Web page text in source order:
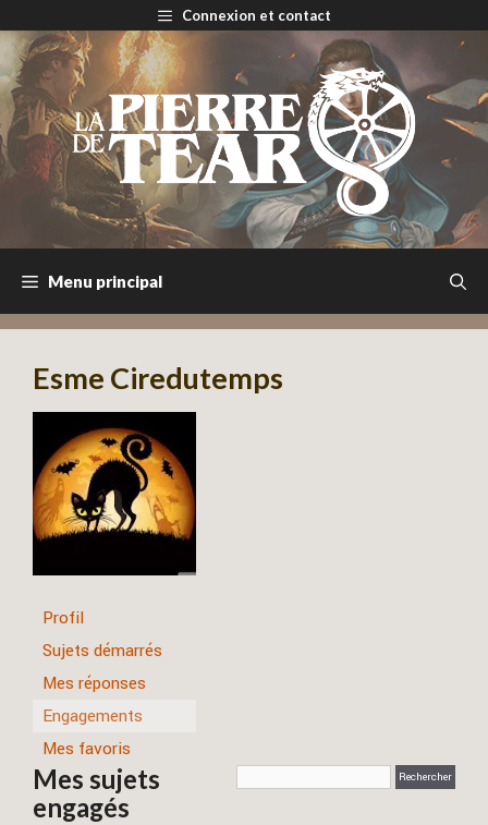
au
contenu
Connexion et contact
Menu principal
Esme Ciredutemps
Profil
Sujets démarrés
Mes réponses
Engagements
Mes favoris
Mes sujets
engagés